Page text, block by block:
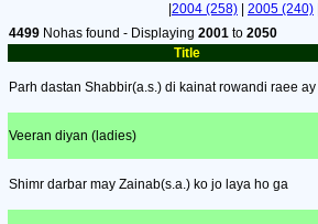
2004 (258) 2005 (240)
4499 Nohas found - Displaying 2001 to 2050
Title
Parh dastan Shabbir(a.s.) di kainat rowandi raee
Veeran diyan (ladies)
Shimr darbar may Zainab(s.a.) ko jo laya ho ga